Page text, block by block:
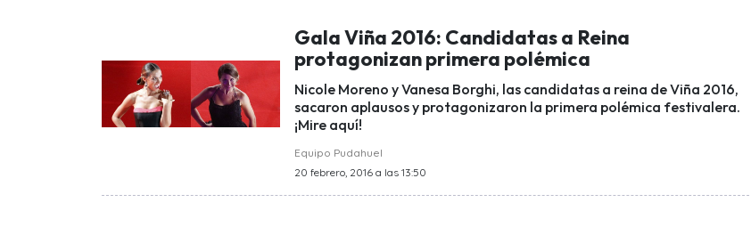
Gala Viña 2016: Candidatas a Reina
protagonizan primera polémica
Nicole Moreno y Vanesa Borghi, las candidatas a reina de Viña 2016,
sacaron aplausos y protagonizaron la primera polémica festivalera.
¡Mire aquí!
Equipo Pudahuel
20 febrero, 2016 a las 13:50